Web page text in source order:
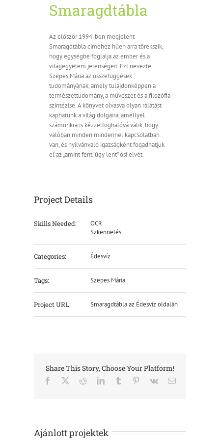
Smaragdtábla
Az először 1994-ben megjelent
Smaragdtábla címéhez hűen arra törekszik,
hogy egységbe foglalja az ember és a
világegyetem jelenségeit. Ezt nevezte
Szepes Mária az összefüggések
tudományának, amely tulajdonképpen a
természettudomány, a művészet és a filozófia
szintézise. A könyvet olvasva olyan rálátást
kaphatunk a világ dolgaira, amellyel
számunkra is kézzelfoghatóvá válik, hogy
valóban minden mindennel kapcsolatban
van, és nyilvánvaló igazságként fogadhatjuk
el az „amint fent, úgy lent” ősi elvét.
Project Details
Skills Needed:
OCR
Szkennelés
Categories: Édesvíz
Tags: Szepes Mária
Project URL: Smaragdtábla az Édesvíz oldalán
Share This Story, Choose Your Platform!
Facebook RedditLinkedInTumblr Pinterest
Vk Email:
Ajánlott projektek